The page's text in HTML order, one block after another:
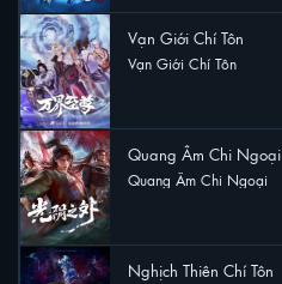
Vạn Giới Chí Tôn
Vạn Giới Chí Tôn
Quang Âm Chi Ngoại
Quang Âm Chi Ngoại
Nghịch Thiên Chí Tôn